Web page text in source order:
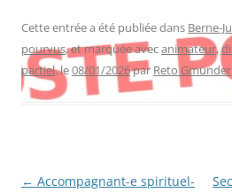
Cette entrée a été publiée dans Berne-
pourvus, et marquée avecanimateur,
partiel, le08/01/2026par Reto Gmünder
Navigation
← Accompagnant-e spirituel-